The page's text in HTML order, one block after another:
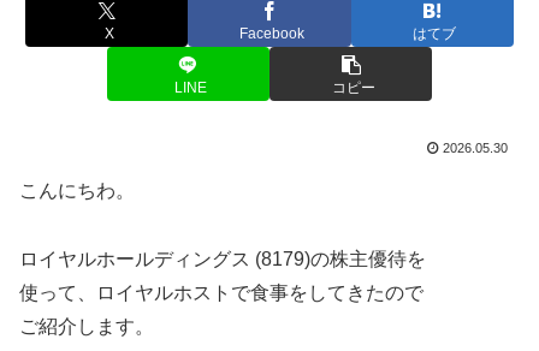
X Facebook はてブ
LINE コピー
2026.05.30
こんにちわ。
ロイヤルホールディングス (8179)の株主優待を
使って、ロイヤルホストで食事をしてきたので
ご紹介します。